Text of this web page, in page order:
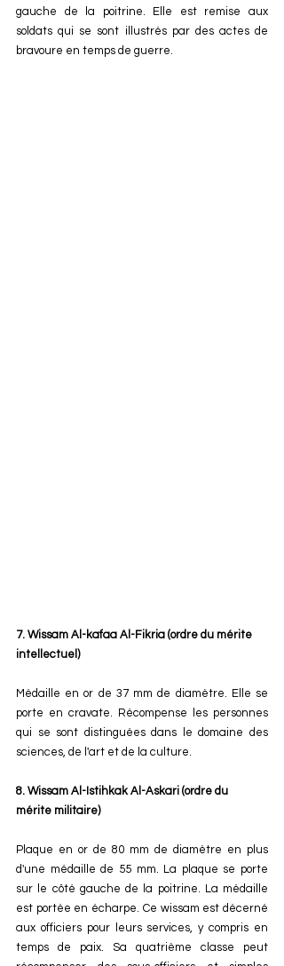
gauche de la poitrine. Elle est remise aux
soldats qui se sont illustrés par des actes de
bravoure en temps de guerre.
7. Wissam Al-kafaa Al-Fikria (ordre du mérite
intellectuel)
Médaille en or de 37 mm de diamètre. Elle se
porte en cravate. Récompense les personnes
qui se sont distinguées dans le domaine des
sciences, de l'art et de la culture.
8. Wissam Al-Istihkak Al-Askari (ordre du
mérite militaire)
Plaque en or de 80 mm de diamètre en plus
d'une médaille de 55 mm. La plaque se porte
sur le côté gauche de la poitrine. La médaille
est portée en écharpe. Ce wissam est décerné
aux officiers pour leurs services, y compris en
temps de paix. Sa quatrième classe peut